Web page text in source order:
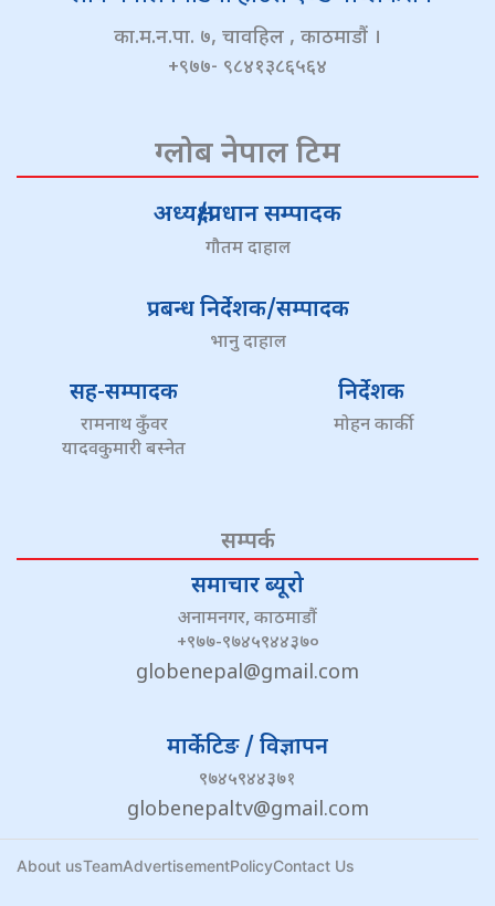
का.म.न.पा. ७, चावहिल , काठमाडौं ।
+९७७- ९८४१३८६५६४
ग्लोब नेपाल टिम
अध्यक्ष/प्रधान सम्पादक
गौतम दाहाल
प्रबन्ध निर्देशक/सम्पादक
भानु दाहाल
सह-सम्पादक
रामनाथ कुँवर
यादवकुमारी बस्नेत
निर्देशक
मोहन कार्की
सम्पर्क
समाचार ब्यूरो
अनामनगर, काठमाडौं
+९७७-९७४५९४४३७०
globenepal@gmail.com
मार्केटिङ / विज्ञापन
९७४५९४४३७१
globenepaltv@gmail.com
About usTeamAdvertisementPolicyContact Us